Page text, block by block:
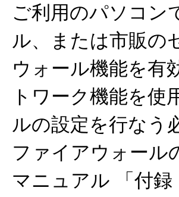
ご利用のパソコン
ル、または市販の
ウォール機能を有
トワーク機能を
ルの設定を行なう
ファイアウォール
マニュアル 「付